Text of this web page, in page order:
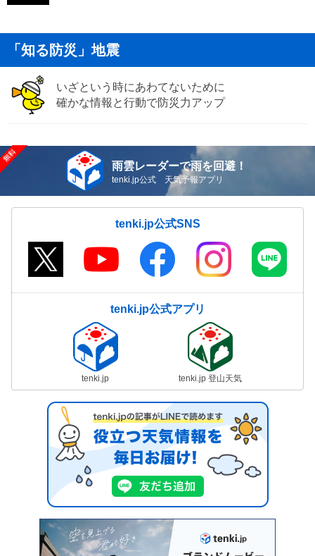
「知る防災」地震
いざという時にあわてないために
確かな情報と行動で防災力アップ
雨雲レーダーで雨を回避！
tenki.jp公式 天気予報アプリ
tenki.jp公式SNS
tenki.jp公式アプリ
tenki.jp tenki.jp 登山天気